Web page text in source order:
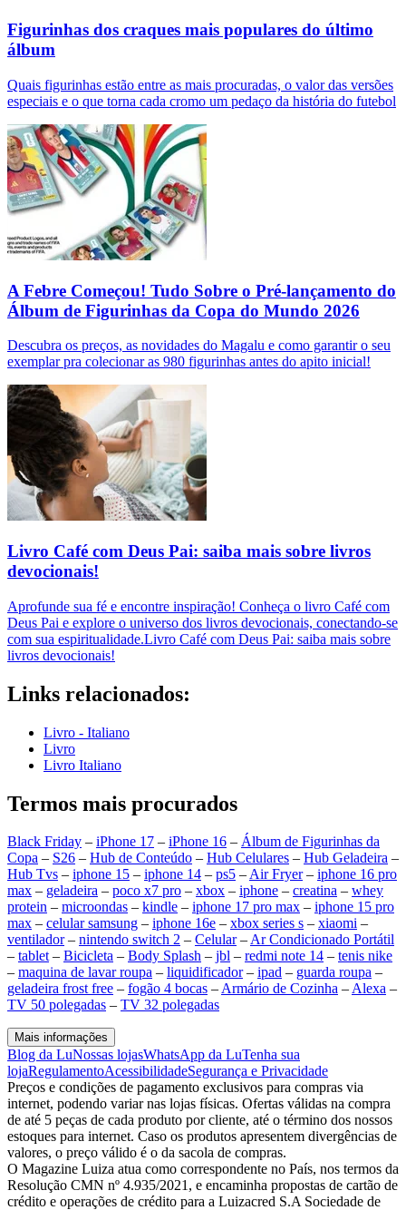
Figurinhas dos craques mais populares do último
álbum
Quais figurinhas estão entre as mais procuradas, o valor das versões
especiais e o que torna cada cromo um pedaço da história do futebol
A Febre Começou! Tudo Sobre o Pré-lançamento do
Álbum de Figurinhas da Copa do Mundo 2026
Descubra os preços, as novidades do Magalu e como garantir o seu
exemplar pra colecionar as 980 figurinhas antes do apito inicial!
Livro Café com Deus Pai: saiba mais sobre livros
devocionais!
Aprofunde sua fé e encontre inspiração! Conheça o livro Café com
Deus Pai e explore o universo dos livros devocionais, conectando-se
com sua espiritualidade.Livro Café com Deus Pai: saiba mais sobre
livros devocionais!
Links relacionados:
Livro - Italiano
Livro
Livro Italiano
Termos mais procurados
Black Friday – iPhone 17 – iPhone 16 – Álbum de Figurinhas da
Copa – S26 – Hub de Conteúdo – Hub Celulares – Hub Geladeira –
Hub Tvs – iphone 15 – iphone 14 – ps5 –Air Fryer– iphone 16 pro
max – geladeira – poco x7 pro – xbox – iphone – creatina – whey
protein – microondas – kindle – iphone 17 pro max – iphone 15 pro
max – celular samsung – iphone 16e – xbox series s – xiaomi –
ventilador– nintendo switch 2 – Celular–Ar Condicionado Portátil
– tablet– Bicicleta – Body Splash – jbl – redmi note 14 – tenis nike
– maquina de lavar roupa – liquidificador– ipad – guarda roupa –
geladeira frost free – fogão 4 bocas –Armário de Cozinha –Alexa –
TV 50 polegadas – TV 32 polegadas
Mais informações
Blog da LuNossas lojasWhatsApp da LuTenha sua
lojaRegulamentoAcessibilidadeSegurança e Privacidade
Preços e condições de pagamento exclusivos para compras via
internet, podendo variar nas lojas físicas. Ofertas válidas na compra
de até 5 peças de cada produto por cliente, até o término dos nossos
estoques para internet. Caso os produtos apresentem divergências de
valores, o preço válido é o da sacola de compras.
O Magazine Luiza atua como correspondente no País, nos termos da
Resolução CMN nº 4.935/2021, e encaminha propostas de cartão de
crédito e operações de crédito para a Luizacred S.A Sociedade de